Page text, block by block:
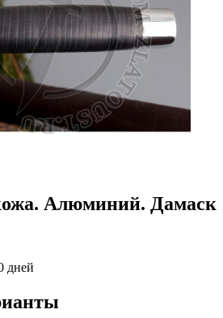
Алюминий. Дамаск
дней